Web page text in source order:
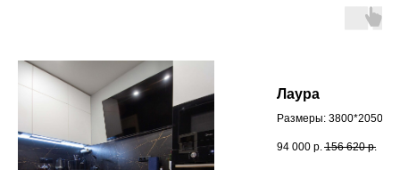
Лаура
Размеры:
94 000 р. 156 620 р.